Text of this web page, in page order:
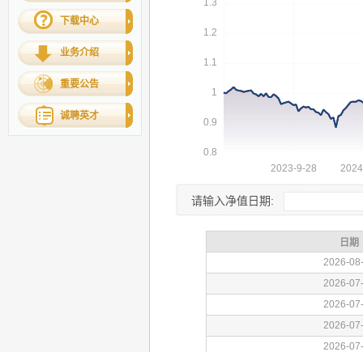
下载中心
业务介绍
重要公告
诚聘英才
请输入净值日期: